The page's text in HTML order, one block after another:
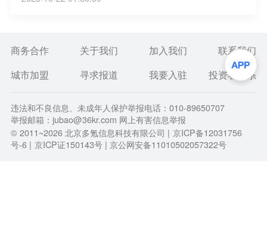
商务合作 关于我们 加入我们
联系我们
城市加盟
寻求报道 我要入驻 投资者关系
违法和不良信息、未成年人保护举报电话：010-89650707
举报邮箱：jubao@36kr.com 网上有害信息举报
© 2011~2026北京多氪信息科技有限公司 | 京ICP备12031756
号-6 | 京ICP证150143号 | 京公网安备11010502057322号